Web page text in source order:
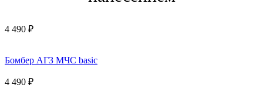
4 490 ₽
Бомбер АГЗ МЧС basic
4 490 ₽